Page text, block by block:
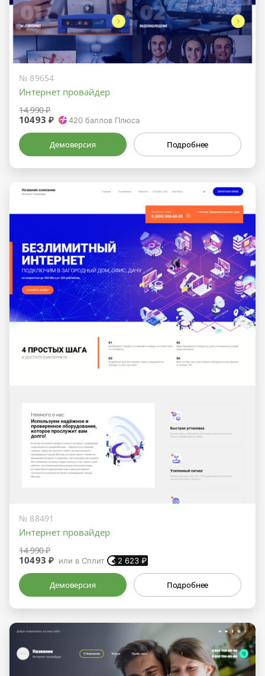
№ 89654
Интернет провайдер
14 990 ₽
10493 ₽ 420 баллов Плюса
Демоверсия Подробнее
№ 88491
Интернет провайдер
14 990 ₽
10493 ₽ или в Сплит 2 623 ₽
Демоверсия Подробнее